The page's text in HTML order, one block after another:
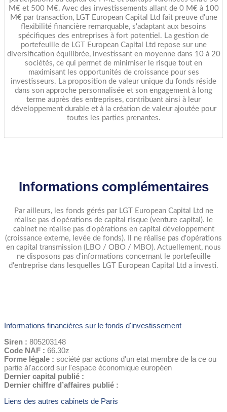
M€ et 500 M€. Avec des investissements allant de 0 M€ à 100
M€ par transaction, LGT European Capital Ltd fait preuve d'une
flexibilité financière remarquable, s'adaptant aux besoins
spécifiques des entreprises à fort potentiel. La gestion de
portefeuille de LGT European Capital Ltd repose sur une
diversification équilibrée, investissant en moyenne dans 10 à 20
sociétés, ce qui permet de minimiser le risque tout en
maximisant les opportunités de croissance pour ses
investisseurs. La proposition de valeur unique du fonds réside
dans son approche personnalisée et son engagement à long
terme auprès des entreprises, contribuant ainsi à leur
développement durable et à la création de valeur ajoutée pour
toutes les parties prenantes.
Informations complémentaires
Par ailleurs, les fonds gérés par LGT European Capital Ltd ne
réalise pas d'opérations de capital risque (venture capital). le
cabinet ne réalise pas d'opérations en capital développement
(croissance externe, levée de fonds). Il ne réalise pas d'opérations
en capital transmission (LBO / OBO / MBO). Actuellement, nous
ne disposons pas d'informations concernant le portefeuille
d'entreprise dans lesquelles LGT European Capital Ltd a investi.
Informations financières sur le fonds d'investissement
Siren : 805203148
Code NAF : 66.30z
Forme légale : société par actions d'un etat membre de la ce ou
partie àl'accord sur l'espace économique européen
Dernier capital publié :
Dernier chiffre d’affaires publié :
Liens des autres cabinets de Paris